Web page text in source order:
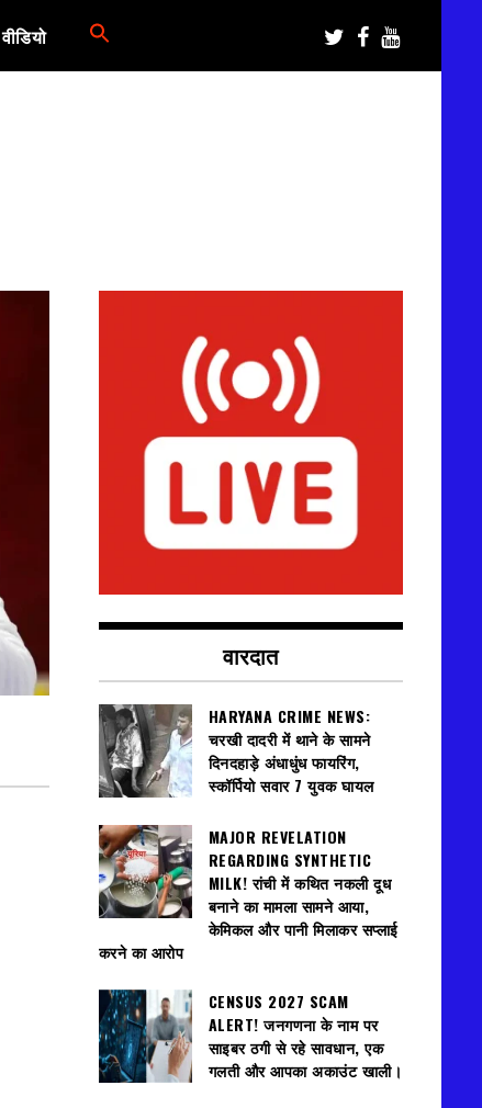
वीडियो
वारदात
HARYANA CRIME NEWS:
चरखी दादरी में थाने के सामने
दिनदहाड़े अंधाधुंध फायरिंग,
स्कॉर्पियो सवार 7 युवक घायल
MAJOR REVELATION
REGARDING SYNTHETIC
MILK! रांची में कथित नकली दूध
बनाने का मामला सामने आया,
केमिकल और पानी मिलाकर सप्लाई
करने का आरोप
CENSUS 2027 SCAM
ALERT! जनगणना के नाम पर
साइबर ठगी से रहे सावधान, एक
गलती और आपका अकाउंट खाली।